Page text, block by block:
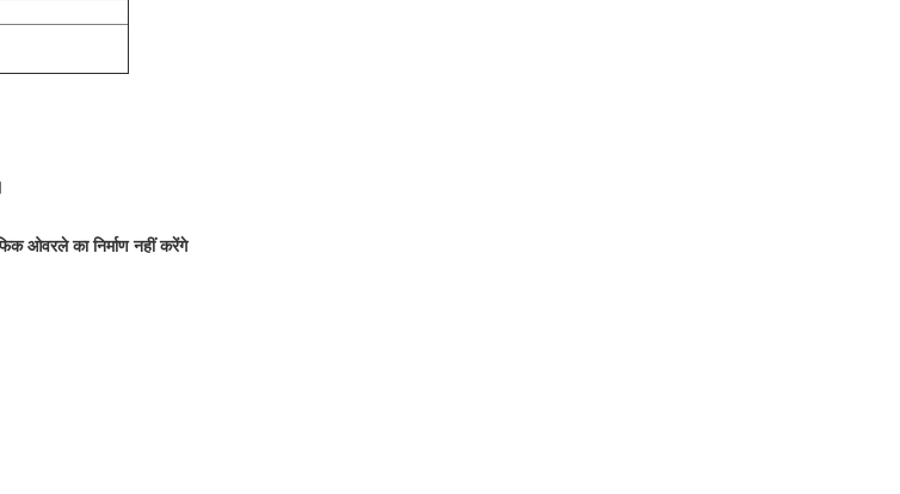
ओवरले का निर्माण नहीं करेंगे